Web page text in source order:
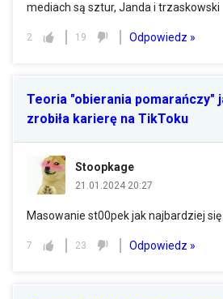
mediach są sztur, Janda i trzaskowski
2 19 Odpowiedz »
Teoria "obierania pomarańczy"
zrobiła karierę na TikToku
Stoopkage
21.01.2024 20:27
Masowanie st00pek jak najbardziej się
7 23 Odpowiedz »